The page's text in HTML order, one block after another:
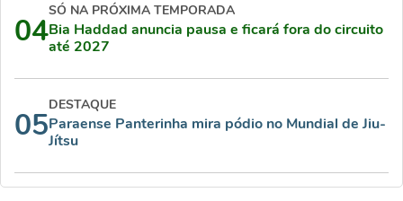
04
SÓ NA PRÓXIMA TEMPORADA
Bia Haddad anuncia pausa e ficará fora do circuito
até 2027
05
DESTAQUE
Paraense Panterinha mira pódio no Mundial de Jiu-
Jítsu